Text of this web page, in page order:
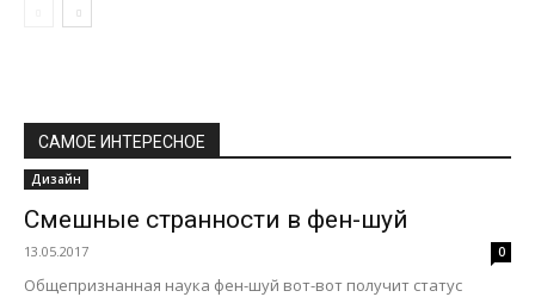
САМОЕ ИНТЕРЕСНОЕ
Дизайн
Смешные странности в фен-шуй
13.05.2017 0
Общепризнанная наука фен-шуй вот-вот получит статус